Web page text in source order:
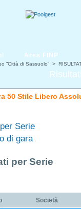
“Città di Sassuolo” >
Area FINP
50 Stile Libero
Serie
di gara
per Serie
Società